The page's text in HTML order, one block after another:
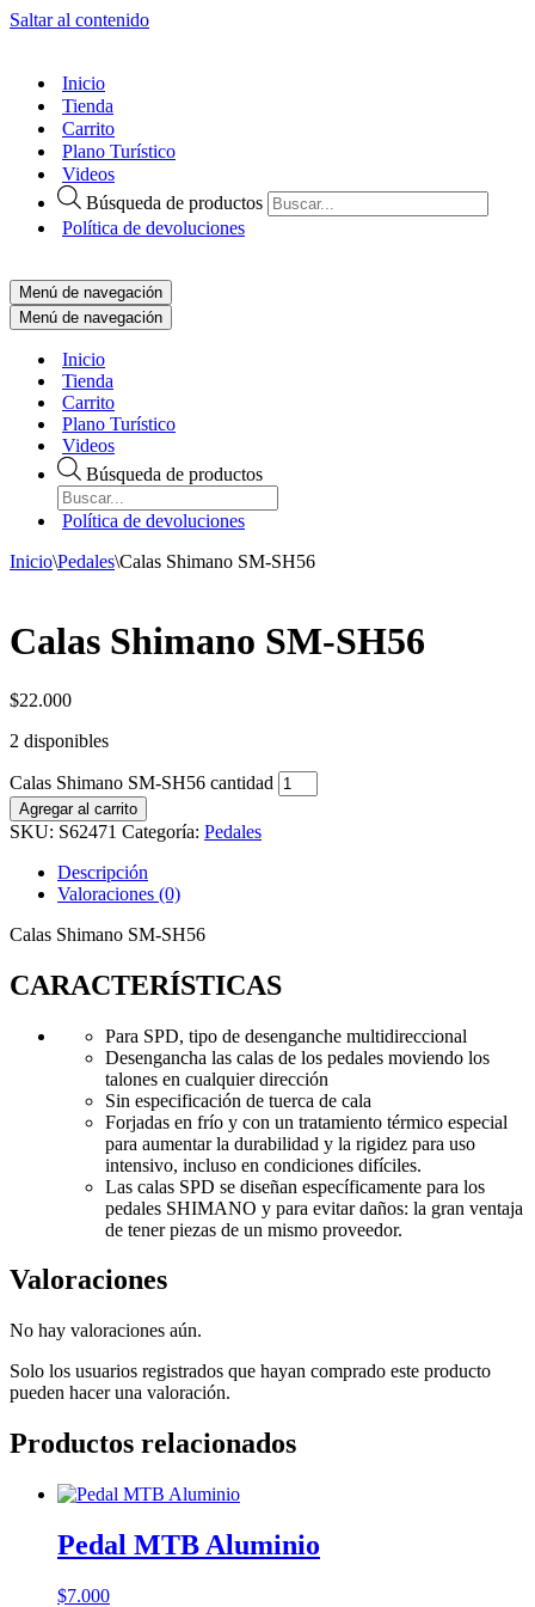
Saltar al contenido
Inicio
Tienda
Carrito
Plano Turístico
Videos
Búsqueda de productos
Política de devoluciones
Menú de navegación
Menú de navegación
Inicio
Tienda
Carrito
Plano Turístico
Videos
Búsqueda de productos
Política de devoluciones
Inicio\Pedales\Calas Shimano SM-SH56
Calas Shimano SM-SH56
$22.000
2 disponibles
Calas Shimano SM-SH56 cantidad
Agregar al carrito
SKU: S62471 Categoría: Pedales
Descripción
Valoraciones (0)
Calas Shimano SM-SH56
CARACTERÍSTICAS
Para SPD, tipo de desenganche multidireccional
Desengancha las calas de los pedales moviendo los
talones en cualquier dirección
Sin especificación de tuerca de cala
Forjadas en frío y con un tratamiento térmico especial
para aumentar la durabilidad y la rigidez para uso
intensivo, incluso en condiciones difíciles.
Las calas SPD se diseñan específicamente para los
pedales SHIMANO y para evitar daños: la gran ventaja
de tener piezas de un mismo proveedor.
Valoraciones
No hay valoraciones aún.
Solo los usuarios registrados que hayan comprado este producto
pueden hacer una valoración.
Productos relacionados
Pedal MTB Aluminio
$7.000